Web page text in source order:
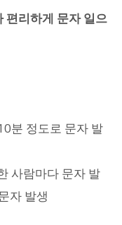
편리하게 문자 일으
분 정도로 문자 발
사람마다 문자 발
자 발생